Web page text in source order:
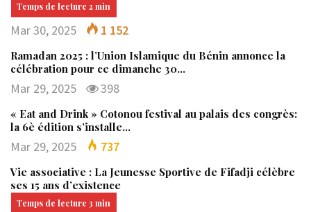
Mar 30, 2025 1 152
Ramadan 2025 : l’Union Islamique du Bénin annonce la
célébration pour ce dimanche 30…
Mar 29, 2025 398
« Eat and Drink » Cotonou festival au palais des congrès:
la 6è édition s’installe…
Mar 29, 2025 737
Vie associative : La Jeunesse Sportive de Fifadji célèbre
ses 15 ans d’existence